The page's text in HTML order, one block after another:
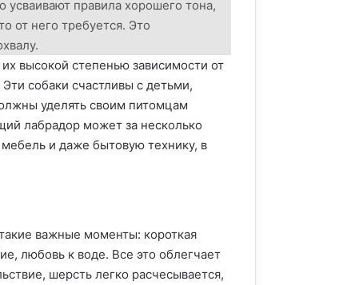
правила хорошего тона,
от него требуется. Это
высокой степенью зависимости от
собаки счастливы с детьми,
уделять своим питомцам
лабрадор может за несколько
и даже бытовую технику, в
важные моменты: короткая
любовь к воде. Все это облегчает
шерсть легко расчесывается,